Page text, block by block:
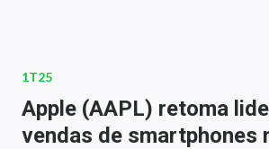
Newsletters
Money Trader
1T25
Apple (AAPL) retoma
vendas de smartphones